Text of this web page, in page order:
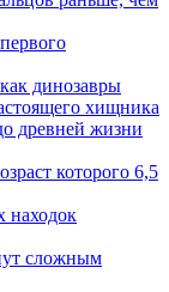
динозавры
хищника
древней жизни
которого 6,5
находок
сложным